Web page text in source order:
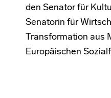
den Senator für
Senatorin für
Transformation aus
Europäischen